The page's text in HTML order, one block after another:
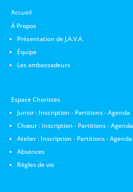
Accueil
À Propos
Présentation de J.A.V.A.
Équipe
Les ambassadeurs
Espace Choristes
Junior : Inscription - Partitions-Agenda
Chœur : Inscription - Partitions-Agenda
Atelier : Inscription - Partitions-Agenda
Absences
Règles de vie